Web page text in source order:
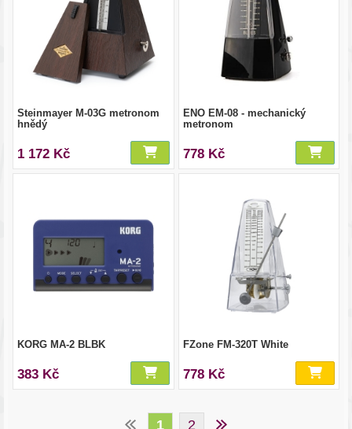
Steinmayer M-03G metronom
hnědý
1 172 Kč
ENO EM-08 - mechanický
metronom
778 Kč
KORG MA-2 BLBK
383 Kč
FZone FM-320T White
778 Kč
1 2